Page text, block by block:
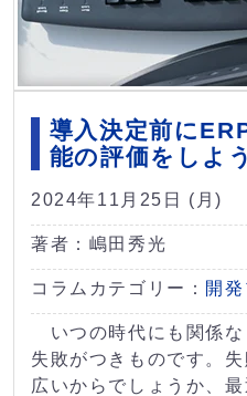
導入決定前に
能の評価をしよう
2024年11月25日 (月)
著者：嶋田秀光
コラムカテゴリー： 開
いつの時代にも関係な
失敗がつきものです。
広いからでしょうか、